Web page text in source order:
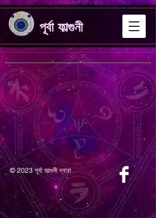
পূর্বা ফাল্গুনী
© 2023 পূর্বা ফাল্গুনী দ্বারা